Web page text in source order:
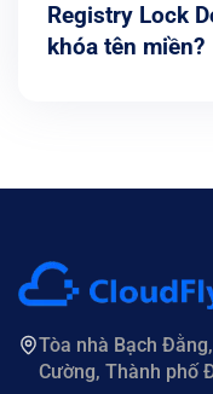
Registry Lock
khóa tên miền?
Tòa nhà Bạch
Cường, Thành phố